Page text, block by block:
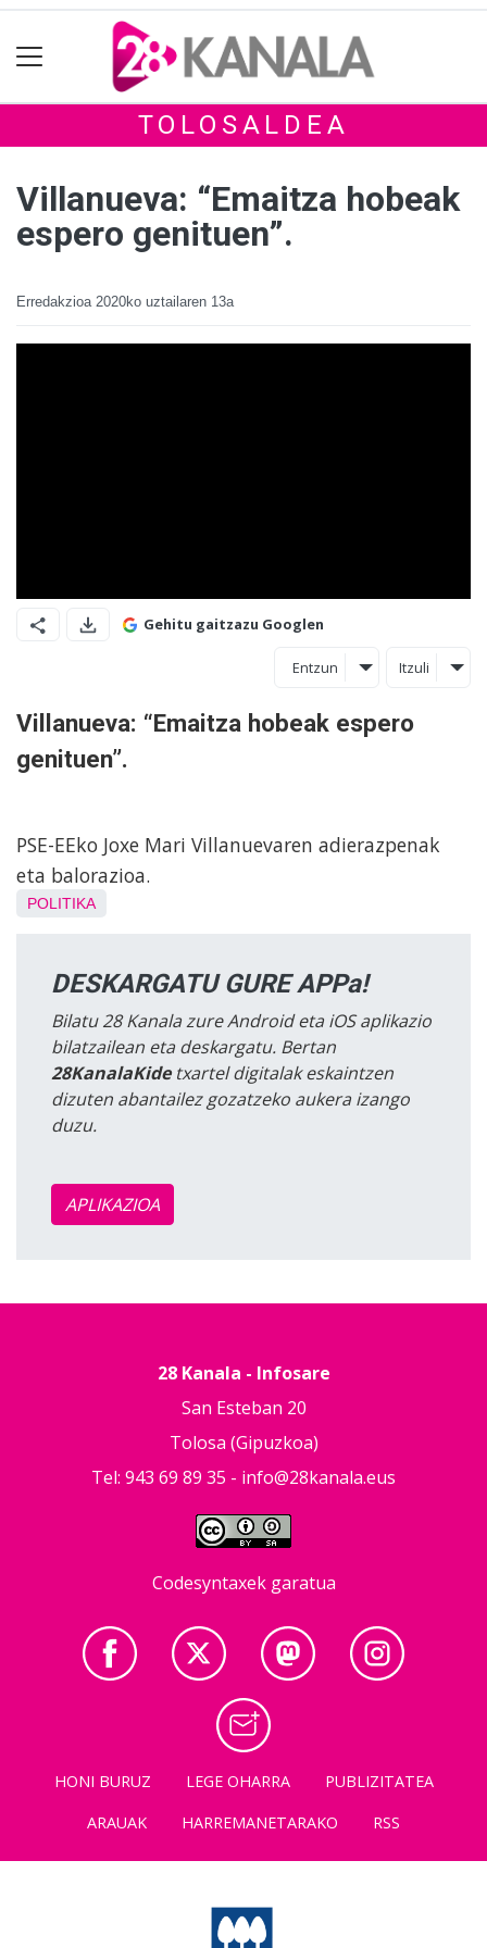
TOLOSALDEA
Villanueva: “Emaitza hobeak
espero genituen”.
Erredakzioa 2020ko uztailaren 13a
Gehitu gaitzazu Googlen
Entzun Itzuli
Villanueva: “Emaitza hobeak espero
genituen”.
PSE-EEko Joxe Mari Villanuevaren adierazpenak
eta balorazioa.
POLITIKA
DESKARGATU GURE APPa!
Bilatu 28 Kanala zure Android eta iOS aplikazio
bilatzailean eta deskargatu. Bertan
28KanalaKidetxartel digitalak eskaintzen
dizuten abantailez gozatzeko aukera izango
duzu.
APLIKAZIOA
28 Kanala - Infosare
San Esteban 20
Tolosa (Gipuzkoa)
Tel: 943 69 89 35 - info@28kanala.eus
Codesyntaxek garatua
HONI BURUZ LEGE OHARRA
PUBLIZITATEA
ARAUAK
HARREMANETARAKO RSS